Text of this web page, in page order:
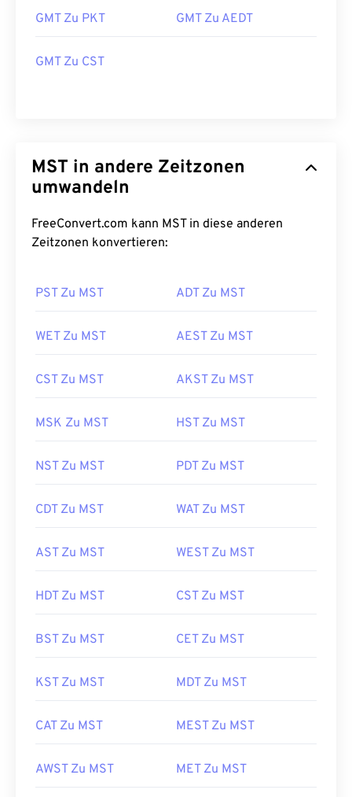
GMT Zu PKT GMT Zu AEDT
GMT Zu CST
MST in andere Zeitzonen
umwandeln
FreeConvert.com kann MST in diese anderen
Zeitzonen konvertieren:
PST Zu MST ADT Zu MST
WET Zu MST AEST Zu MST
CST Zu MST AKST Zu MST
MSK Zu MST HST Zu MST
NST Zu MST PDT Zu MST
CDT Zu MST WAT Zu MST
AST Zu MST WEST Zu MST
HDT Zu MST CST Zu MST
BST Zu MST CET Zu MST
KST Zu MST MDT Zu MST
CAT Zu MST MEST Zu MST
AWST Zu MST MET Zu MST